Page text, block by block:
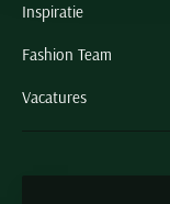
Inspiratie
Fashion Team
Vacatures